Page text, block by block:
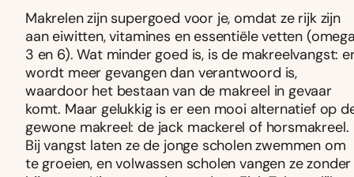
Makrelen zijn supergoed voor je, omdat ze rijk zijn
aan eiwitten, vitamines en essentiële vetten (omega
3 en 6). Wat minder goed is, is de makreelvangst:
wordt meer gevangen dan verantwoord is,
waardoor het bestaan van de makreel in gevaar
komt. Maar gelukkig is er een mooi alternatief op
gewone makreel: de jack mackerel of horsmakreel.
Bij vangst laten ze de jonge scholen zwemmen om
te groeien, en volwassen scholen vangen ze zonder